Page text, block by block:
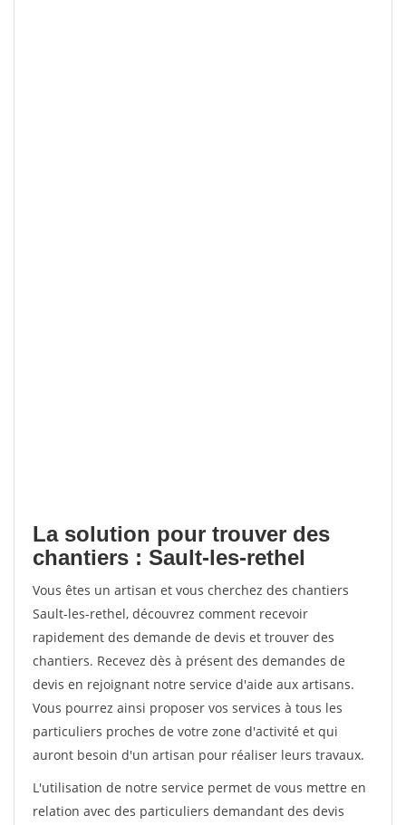
La solution pour trouver des
chantiers : Sault-les-rethel
Vous êtes un artisan et vous cherchez des chantiers
Sault-les-rethel, découvrez comment recevoir
rapidement des demande de devis et trouver des
chantiers. Recevez dès à présent des demandes de
devis en rejoignant notre service d'aide aux artisans.
Vous pourrez ainsi proposer vos services à tous les
particuliers proches de votre zone d'activité et qui
auront besoin d'un artisan pour réaliser leurs travaux.
L'utilisation de notre service permet de vous mettre en
relation avec des particuliers demandant des devis